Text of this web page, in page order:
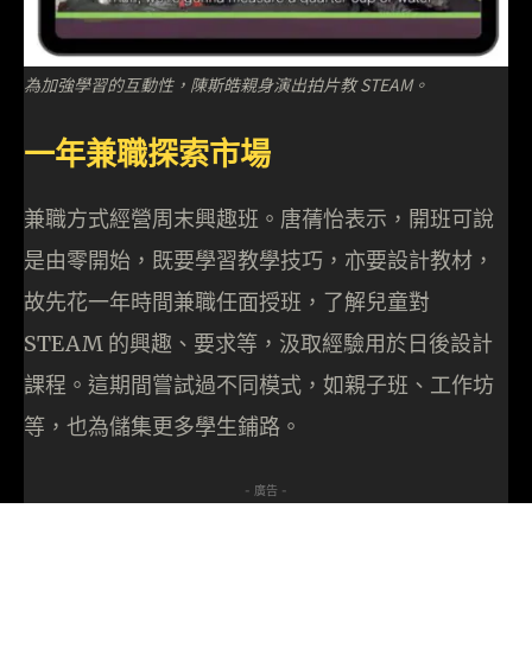
為加強學習的互動性，陳斯皓親身演出拍片教 STEAM。
一年兼職探索市場
兼職方式經營周末興趣班。唐蒨怡表示，開班可說
是由零開始，既要學習教學技巧，亦要設計教材，
故先花一年時間兼職任面授班，了解兒童對
STEAM 的興趣、要求等，汲取經驗用於日後設計
課程。這期間嘗試過不同模式，如親子班、工作坊
等，也為儲集更多學生鋪路。
- 廣告 -